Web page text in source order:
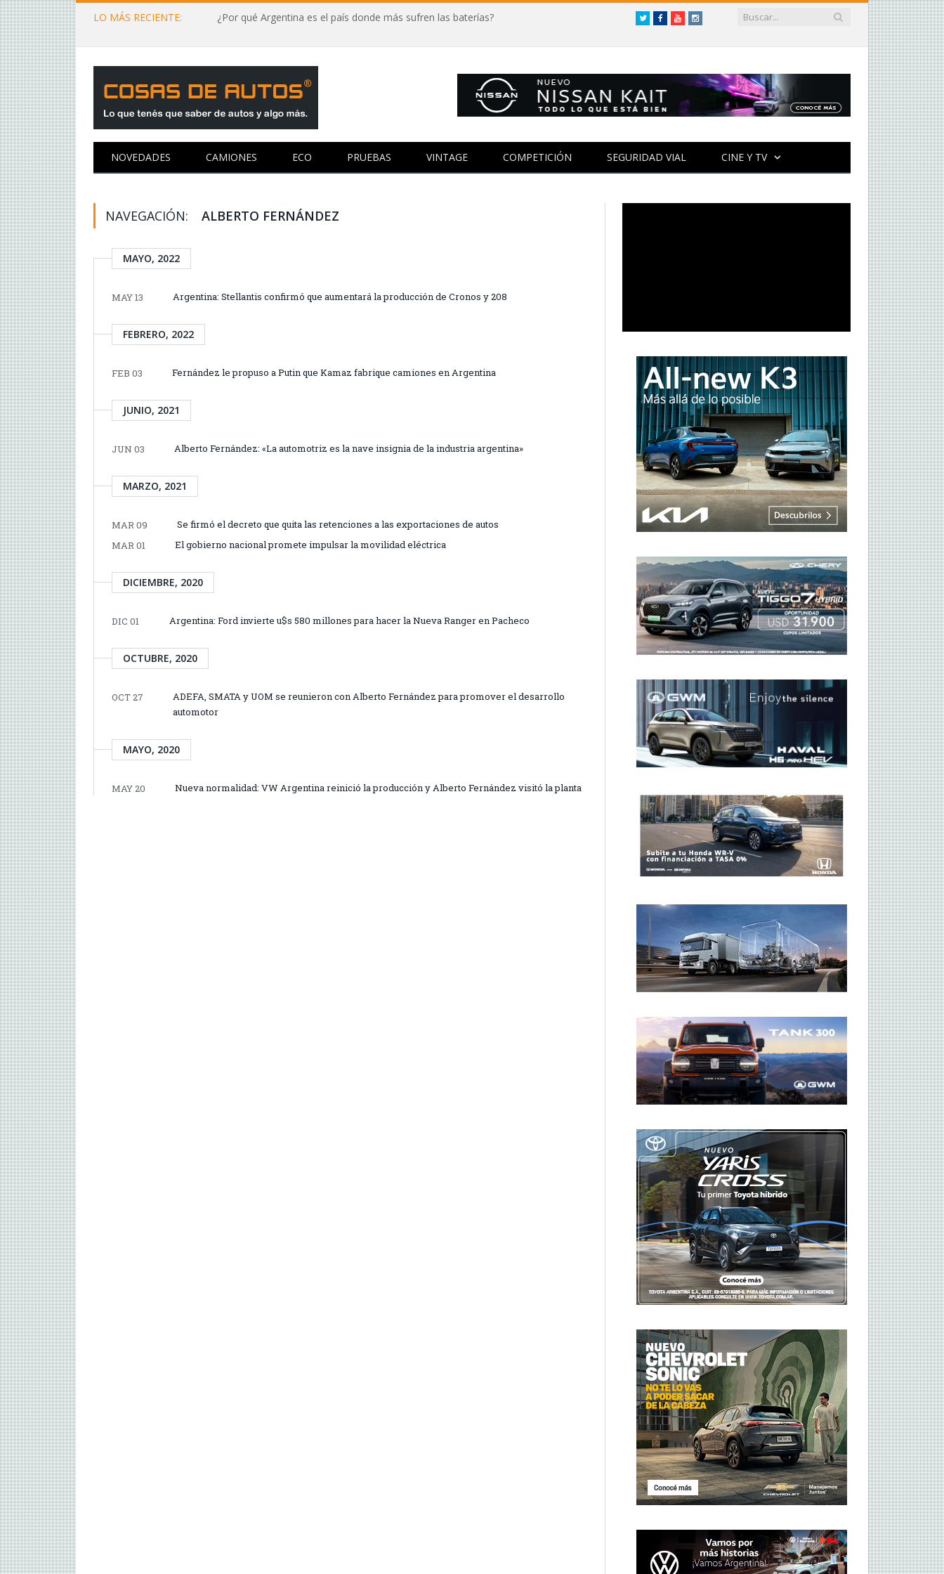
LO MÁS RECIENTE: ¿Por qué Argentina es el país donde más sufren las baterías? TwitterFacebookYouTubeInstagram
NOVEDADES CAMIONES ECO PRUEBAS VINTAGE COMPETICIÓN SEGURIDAD VIAL CINE Y TV
NAVEGACIÓN: ALBERTO FERNÁNDEZ
MAYO, 2022
MAY 13 Argentina: Stellantis confirmó que aumentará la producción de Cronos y 208
FEBRERO, 2022
FEB 03 Fernández le propuso a Putin que Kamaz fabrique camiones en Argentina
JUNIO, 2021
JUN 03 Alberto Fernández: «La automotriz es la nave insignia de la industria argentina»
MARZO, 2021
MAR 09
Se firmó el decreto que quita las retenciones a las exportaciones de autos
MAR 01
El gobierno nacional promete impulsar la movilidad eléctrica
DICIEMBRE, 2020
DIC 01 Argentina: Ford invierte u$s 580 millones para hacer la Nueva Ranger en Pacheco
OCTUBRE, 2020
OCT 27
ADEFA, SMATA y UOM se reunieron con Alberto Fernández para promover el desarrollo
automotor
MAYO, 2020
MAY 20 Nueva normalidad: VW Argentina reinició la producción y Alberto Fernández visitó la planta